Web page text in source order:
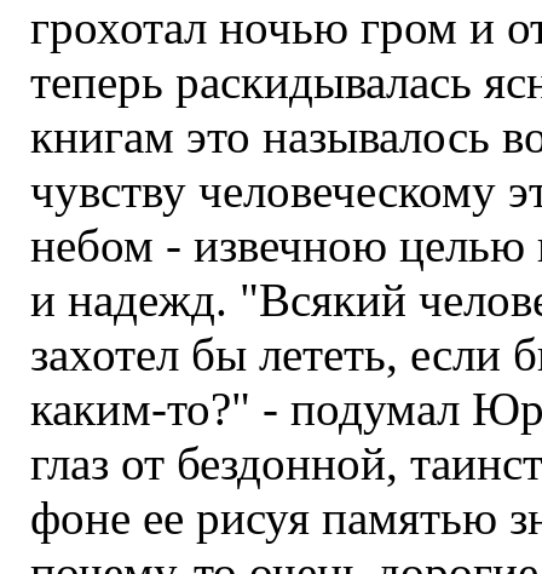
грохотал ночью гром и
теперь раскидывалась
книгам это называлось
чувству человеческому
небом - извечною целью
и надежд. "Всякий
захотел бы лететь, если
каким-то?" - подумал
глаз от бездонной,
фоне ее рисуя памятью